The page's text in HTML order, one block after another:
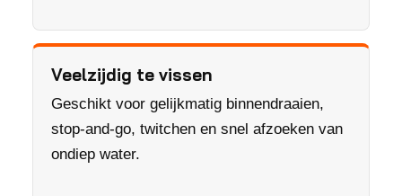
Veelzijdig te vissen
Geschikt voor gelijkmatig binnendraaien,
stop-and-go, twitchen en snel afzoeken van
ondiep water.